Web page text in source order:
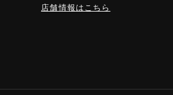
店舗情報はこちら